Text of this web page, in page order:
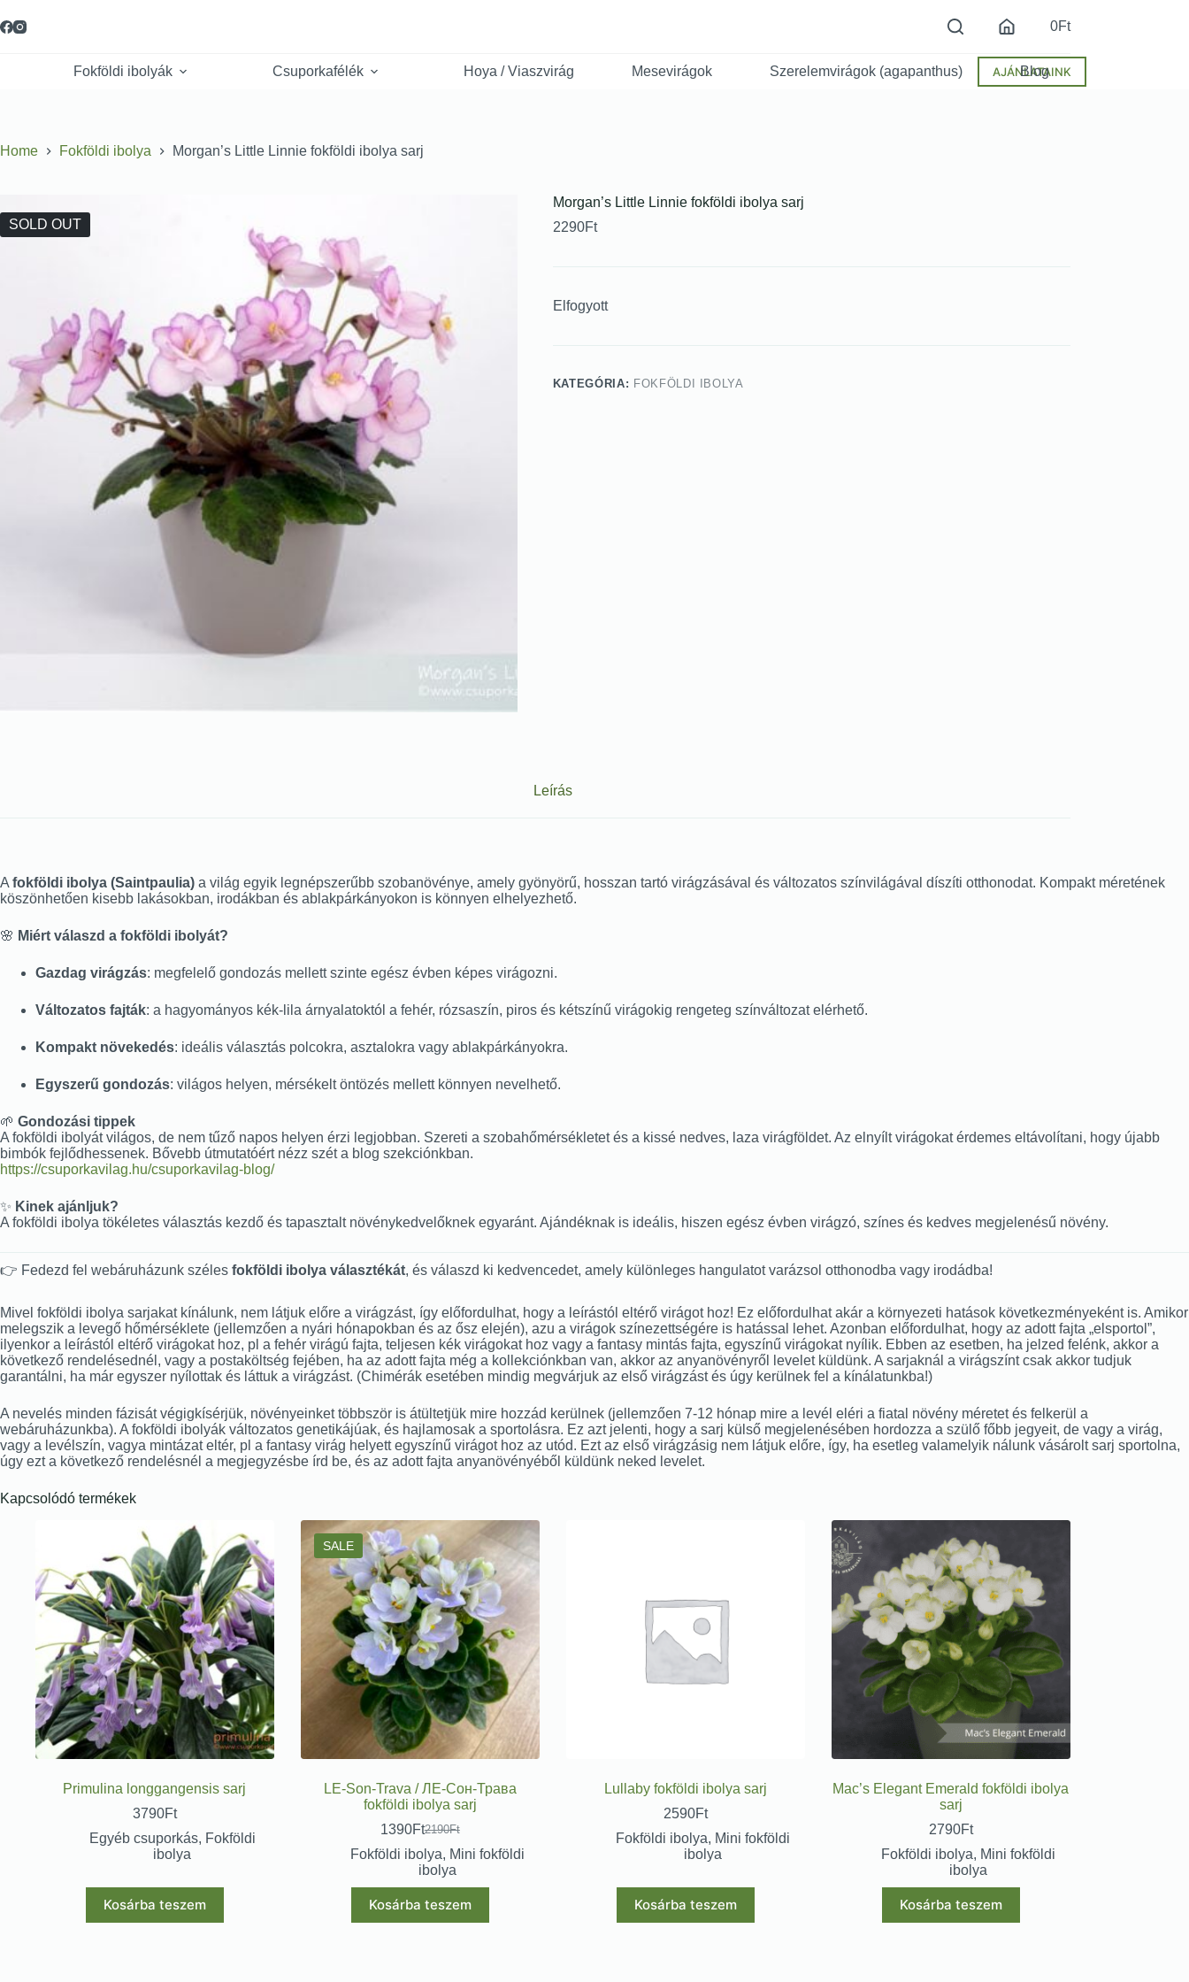
0Ft
Fokföldi ibolyák Csuporkafélék Hoya / Viaszvirág Mesevirágok Szerelemvirágok (agapanthus) Blog
AJÁNLATAINK
Home Fokföldi ibolya Morgan’s Little Linnie fokföldi ibolya sarj
SOLD OUT
Morgan’s Little Linnie fokföldi ibolya sarj
2290Ft
Elfogyott
KATEGÓRIA: FOKFÖLDI IBOLYA
Leírás
A fokföldi ibolya (Saintpaulia) a világ egyik legnépszerűbb szobanövénye, amely gyönyörű, hosszan tartó virágzásával és változatos színvilágával díszíti otthonodat. Kompakt méretének
köszönhetően kisebb lakásokban, irodákban és ablakpárkányokon is könnyen elhelyezhető.
🌸 Miért válaszd a fokföldi ibolyát?
Gazdag virágzás: megfelelő gondozás mellett szinte egész évben képes virágozni.
Változatos fajták: a hagyományos kék-lila árnyalatoktól a fehér, rózsaszín, piros és kétszínű virágokig rengeteg színváltozat elérhető.
Kompakt növekedés: ideális választás polcokra, asztalokra vagy ablakpárkányokra.
Egyszerű gondozás: világos helyen, mérsékelt öntözés mellett könnyen nevelhető.
🌱 Gondozási tippek
A fokföldi ibolyát világos, de nem tűző napos helyen érzi legjobban. Szereti a szobahőmérsékletet és a kissé nedves, laza virágföldet. Az elnyílt virágokat érdemes eltávolítani, hogy újabb
bimbók fejlődhessenek. Bővebb útmutatóért nézz szét a blog szekciónkban.
https://csuporkavilag.hu/csuporkavilag-blog/
✨ Kinek ajánljuk?
A fokföldi ibolya tökéletes választás kezdő és tapasztalt növénykedvelőknek egyaránt. Ajándéknak is ideális, hiszen egész évben virágzó, színes és kedves megjelenésű növény.
👉 Fedezd fel webáruházunk széles fokföldi ibolya választékát, és válaszd ki kedvencedet, amely különleges hangulatot varázsol otthonodba vagy irodádba!
Mivel fokföldi ibolya sarjakat kínálunk, nem látjuk előre a virágzást, így előfordulhat, hogy a leírástól eltérő virágot hoz! Ez előfordulhat akár a környezeti hatások következményeként is. Amikor
melegszik a levegő hőmérséklete (jellemzően a nyári hónapokban és az ősz elején), azu a virágok színezettségére is hatással lehet. Azonban előfordulhat, hogy az adott fajta „elsportol”,
ilyenkor a leírástól eltérő virágokat hoz, pl a fehér virágú fajta, teljesen kék virágokat hoz vagy a fantasy mintás fajta, egyszínű virágokat nyílik. Ebben az esetben, ha jelzed felénk, akkor a
következő rendelésednél, vagy a postaköltség fejében, ha az adott fajta még a kollekciónkban van, akkor az anyanövényről levelet küldünk. A sarjaknál a virágszínt csak akkor tudjuk
garantálni, ha már egyszer nyílottak és láttuk a virágzást. (Chimérák esetében mindig megvárjuk az első virágzást és úgy kerülnek fel a kínálatunkba!)
A nevelés minden fázisát végigkísérjük, növényeinket többször is átültetjük mire hozzád kerülnek (jellemzően 7-12 hónap mire a levél eléri a fiatal növény méretet és felkerül a
webáruházunkba). A fokföldi ibolyák változatos genetikájúak, és hajlamosak a sportolásra. Ez azt jelenti, hogy a sarj külső megjelenésében hordozza a szülő főbb jegyeit, de vagy a virág,
vagy a levélszín, vagya mintázat eltér, pl a fantasy virág helyett egyszínű virágot hoz az utód. Ezt az első virágzásig nem látjuk előre, így, ha esetleg valamelyik nálunk vásárolt sarj sportolna,
úgy ezt a következő rendelésnél a megjegyzésbe írd be, és az adott fajta anyanövényéből küldünk neked levelet.
Kapcsolódó termékek
Primulina longgangensis sarj
3790Ft
Egyéb csuporkás, Fokföldi
ibolya
Kosárba teszem
SALE
LE-Son-Trava / ЛЕ-Сон-Трава
fokföldi ibolya sarj
2190Ft
1390Ft
Fokföldi ibolya, Mini fokföldi
ibolya
Kosárba teszem
Lullaby fokföldi ibolya sarj
2590Ft
Fokföldi ibolya, Mini fokföldi
ibolya
Kosárba teszem
Mac’s Elegant Emerald fokföldi ibolya
sarj
2790Ft
Fokföldi ibolya, Mini fokföldi
ibolya
Kosárba teszem